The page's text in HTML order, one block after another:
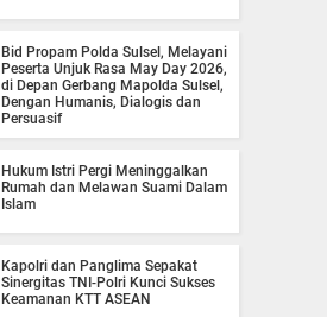
Bid Propam Polda Sulsel, Melayani
Peserta Unjuk Rasa May Day 2026,
di Depan Gerbang Mapolda Sulsel,
Dengan Humanis, Dialogis dan
Persuasif
Hukum Istri Pergi Meninggalkan
Rumah dan Melawan Suami Dalam
Islam
Kapolri dan Panglima Sepakat
Sinergitas TNI-Polri Kunci Sukses
Keamanan KTT ASEAN